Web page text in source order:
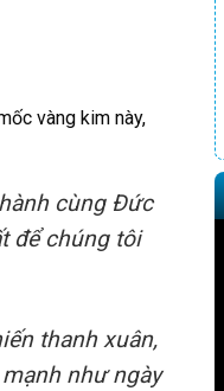
vàng kim này,
cùng Đức
để chúng tôi
thanh xuân,
như ngày